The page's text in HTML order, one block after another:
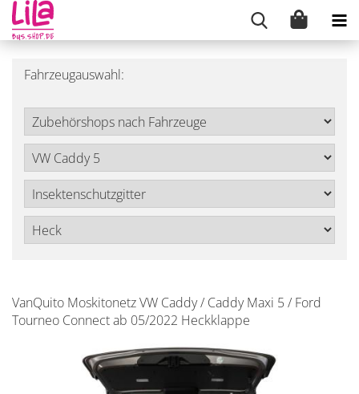
Fahrzeugauswahl:
VanQuito Moskitonetz VW Caddy / Caddy Maxi 5 / Ford
Tourneo Connect ab 05/2022 Heckklappe